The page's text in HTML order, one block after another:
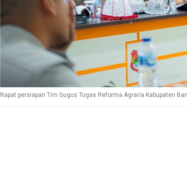
Rapat persiapan Tim Gugus Tugas Reforma Agraria Kabupaten